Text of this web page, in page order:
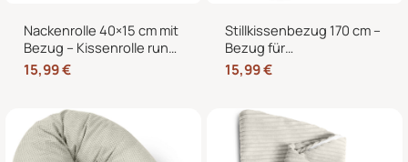
Nackenrolle 40×15 cm mit
Bezug – Kissenrolle rund,
weich, Dekokissen Rolle
für Bett & Sofa
15,99€
Stillkissenbezug 170 cm –
Bezug für
Seitenschläferkissen und
Schwangerschaftskissen
15,99€